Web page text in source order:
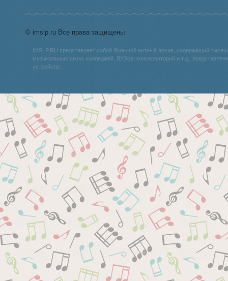
© imslp.ru Все права защищены
IMSLP.RU представляет собой большой нотный архив, содержащий
музыкальных школ, колледжей, ВУЗов, консерваторий и т.д.,
устройств.